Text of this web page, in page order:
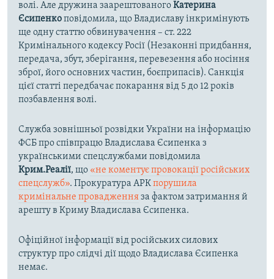
волі. Але дружина заарештованогоКатерина
Єсипенкоповідомила, що Владиславу інкримінують
ще одну статтю обвинувачення – ст. 222
Кримінального кодексу Росії (Незаконні придбання,
передача, збут, зберігання, перевезення або носіння
зброї, його основних частин, боєприпасів). Санкція
цієї статті передбачає покарання від 5 до 12 років
позбавлення волі.
Служба зовнішньої розвідки України на інформацію
ФСБ про співпрацю Владислава Єсипенка з
українськими спецслужбами повідомила
Крим.Реалії, що «не коментує провокації російських
спецслужб». Прокуратура АРКпорушила
кримінальне провадженняза фактом затримання й
арешту в Криму Владислава Єсипенка.
Офіційної інформації від російських силових
структур про слідчі дії щодо Владислава Єсипенка
немає.